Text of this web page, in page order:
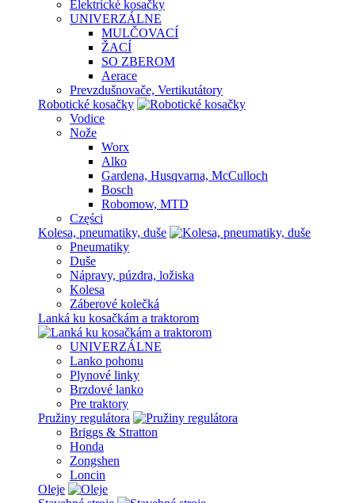
Elektrické kosačky
UNIVERZÁLNE
MULČOVACÍ
ŽACÍ
SO ZBEROM
Aerace
Prevzdušnovače, Vertikutátory
Robotické kosačky
Vodice
Nože
Worx
Alko
Gardena, Husqvarna, McCulloch
Bosch
Robomow, MTD
Części
Kolesa, pneumatiky, duše
Pneumatiky
Duše
Nápravy, púzdra, ložiska
Kolesa
Záberové kolečká
Lanká ku kosačkám a traktorom
UNIVERZÁLNE
Lanko pohonu
Plynové linky
Brzdové lanko
Pre traktory
Pružiny regulátora
Briggs & Stratton
Honda
Zongshen
Loncin
Oleje